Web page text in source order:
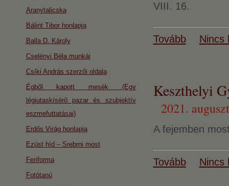
VIII. 16.
Tovább Nincs
Keszthelyi
2021.
A fejemben
Tovább Nincs
Aranytalicska
Bálint Tibor honlapja
Balla D. Károly
Cselényi Béla munkái
Csíki András szerzői oldala
Égből kapott mesék (Egy
légiutaskísérő pazar és szubjektív
eszmefuttatásai)
Erdős Virág honlapja
Ezüst híd – Srebrni most
Feriforma
Fotótanú